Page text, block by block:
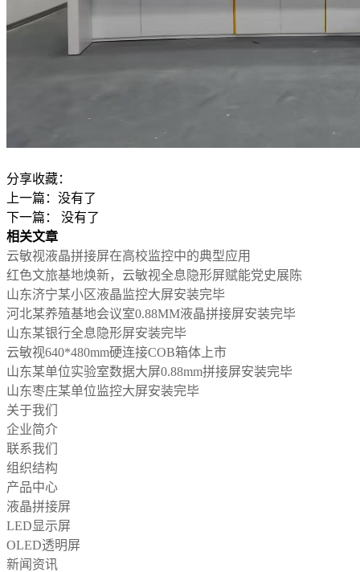
分享收藏：
上一篇：没有了
下一篇： 没有了
相关文章
云敏视液晶拼接屏在高校监控中的典型应用
红色文旅基地焕新，云敏视全息隐形屏赋能党史展陈
山东济宁某小区液晶监控大屏安装完毕
河北某养殖基地会议室0.88MM液晶拼接屏安装完毕
山东某银行全息隐形屏安装完毕
云敏视640*480mm硬连接COB箱体上市
山东某单位实验室数据大屏0.88mm拼接屏安装完毕
山东枣庄某单位监控大屏安装完毕
关于我们
企业简介
联系我们
组织结构
产品中心
液晶拼接屏
LED显示屏
OLED透明屏
新闻资讯